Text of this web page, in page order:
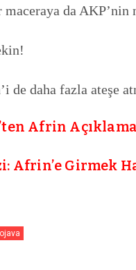
da
de daha fazla ateşe
Afrin
Afrin’e Girmek